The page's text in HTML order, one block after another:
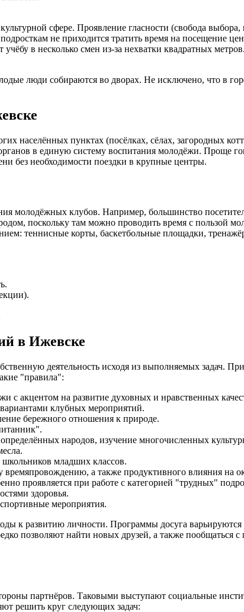
сфере. Проявление гласности (свобода
не приходится тратить время на посещение
в несколько смен из-за нехватки квадратных
люди собираются во дворах. Не исключено, что в
населённых пунктах (посёлках, сёлах, загородных
в единую систему воспитания молодёжи. Проще
без необходимости поездки в крупные центры.
молодёжных клубов. Например, большинство
поскольку там можно проводить время с пользой
теннисные корты, баскетбольные площадки,
в Ижевске
деятельность исходя из выполняемых задач.
"правила":
с акцентом на развитие духовных и нравственных
клубных мероприятий.
бережного отношения к природе.
народов, изучение многочисленных
младших классов.
времяпровождению, а также продуктивного влияния на
проявляется при работе с категорией "трудных"
здоровья.
мероприятия.
к развитию личности. Программы досуга варьируются
позволяют найти новых друзей, а также пообщаться с
партнёров. Таковыми выступают социальные
решить круг следующих задач: